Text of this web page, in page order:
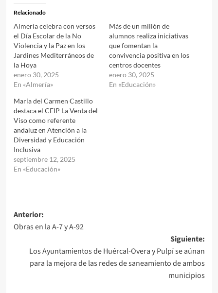
Relacionado
Almería celebra con versos
el Día Escolar de la No
Violencia y la Paz en los
Jardines Mediterráneos de
la Hoya
enero 30, 2025
En «Almería»
Más de un millón de
alumnos realiza iniciativas
que fomentan la
convivencia positiva en los
centros docentes
enero 30, 2025
En «Educación»
María del Carmen Castillo
destaca el CEIP La Venta del
Viso como referente
andaluz en Atención a la
Diversidad y Educación
Inclusiva
septiembre 12, 2025
En «Educación»
Navegación
de
entradas
Anterior:
Obras en la A-7 y A-92
Siguiente:
Los Ayuntamientos de Huércal-Overa y Pulpí se aúnan
para la mejora de las redes de saneamiento de ambos
municipios